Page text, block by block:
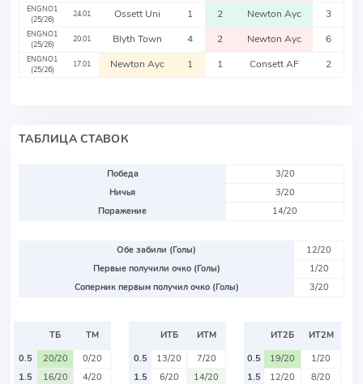
ENGNO1
(25/26)
24.01 Ossett Uni 1 2 Newton Ayc 3
ENGNO1
(25/26)
20.01 Blyth Town 4 2 Newton Ayc 6
ENGNO1
(25/26)
17.01 Newton Ayc 1 1 Consett AF 2
ТАБЛИЦА СТАВОК
Победа
3/20
Ничья
3/20
Поражение
14/20
Обе забили (Голы)
12/20
Первые получили очко (Голы)
1/20
Соперник первым получил очко (Голы)
3/20
ТБ
ТМ
0.5
20/20
0/20
1.5
16/20
4/20
ИТБ
ИТМ
0.5
13/20
7/20
1.5
6/20
14/20
ИТ2Б
ИТ2М
0.5
19/20
1/20
1.5
12/20
8/20